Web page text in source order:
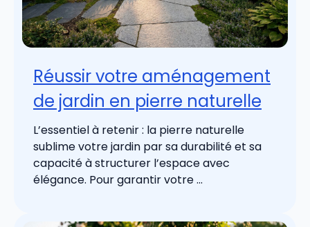
Réussir votre aménagement
de jardin en pierre naturelle
L’essentiel à retenir : la pierre naturelle
sublime votre jardin par sa durabilité et sa
capacité à structurer l’espace avec
élégance. Pour garantir votre ...